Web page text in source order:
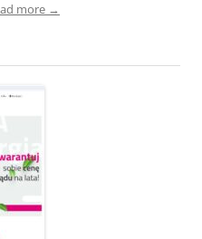
more →